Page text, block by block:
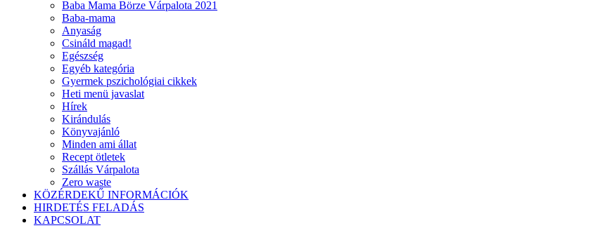
Baba Mama Börze Várpalota 2021
Baba-mama
Anyaság
Csináld magad!
Egészség
Egyéb kategória
Gyermek pszichológiai cikkek
Heti menü javaslat
Hírek
Kirándulás
Könyvajánló
Minden ami állat
Recept ötletek
Szállás Várpalota
Zero waste
KÖZÉRDEKŰ INFORMÁCIÓK
HIRDETÉS FELADÁS
KAPCSOLAT